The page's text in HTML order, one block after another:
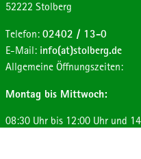
Postleitzahl:
52222 Ort:
Stolberg
Telefon: 02402 / 13-0
E-Mail: info(at)stolberg.de
Allgemeine Öffnungszeiten:
Montag bis Mittwoch:
08:30 Uhr bis 12:00 Uhr und